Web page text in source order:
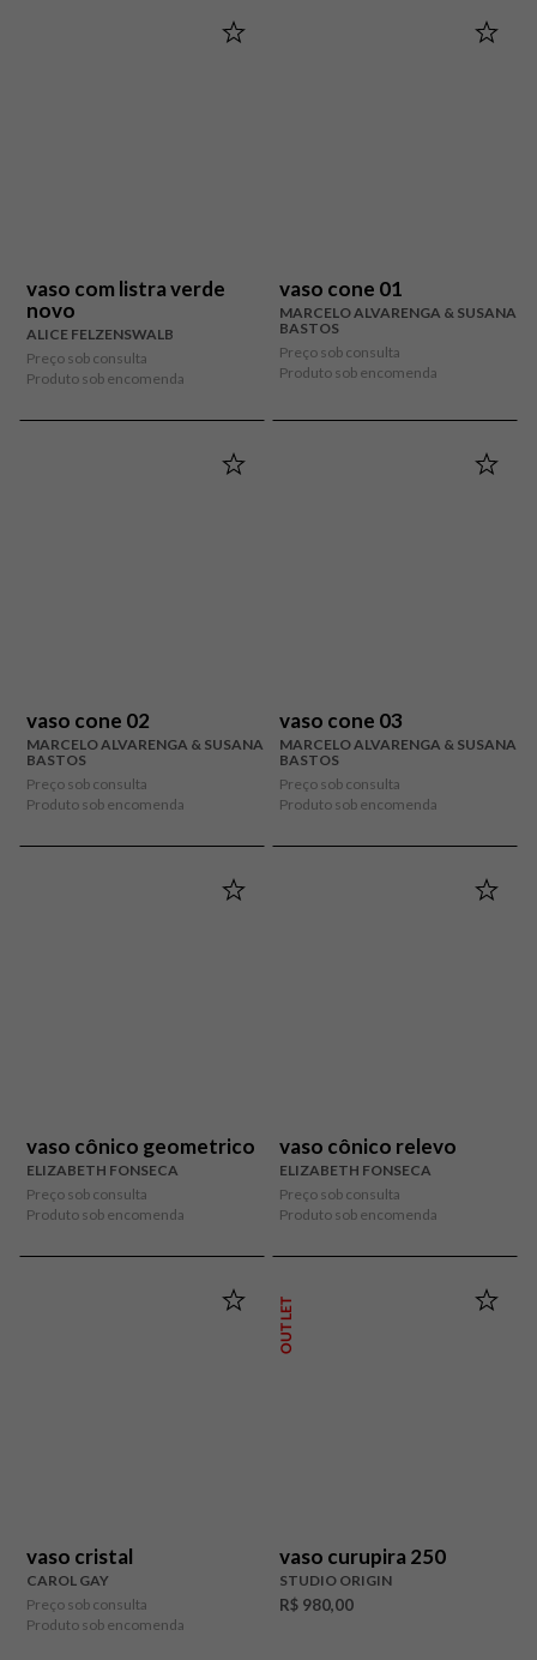
vaso com listra verde
novo
ALICE FELZENSWALB
Preço sob consulta
Produto sob encomenda
vaso cone 01
MARCELO ALVARENGA & SUSANA
BASTOS
Preço sob consulta
Produto sob encomenda
vaso cone 02
MARCELO ALVARENGA & SUSANA
BASTOS
Preço sob consulta
Produto sob encomenda
vaso cone 03
MARCELO ALVARENGA & SUSANA
BASTOS
Preço sob consulta
Produto sob encomenda
vaso cônico geometrico
ELIZABETH FONSECA
Preço sob consulta
Produto sob encomenda
vaso cônico relevo
ELIZABETH FONSECA
Preço sob consulta
Produto sob encomenda
vaso cristal
CAROL GAY
Preço sob consulta
Produto sob encomenda
OUTLET
vaso curupira 250
STUDIO ORIGIN
R$ 980,00